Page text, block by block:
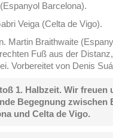
Barcelona).
Veiga (Celta de Vigo).
Martin Braithwaite
Fuß aus der
Vorbereitet von Denis
1. Halbzeit. Wir freuen
Begegnung zwischen
und Celta de Vigo.